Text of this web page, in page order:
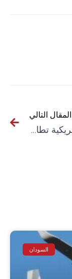
المقال التالي
منظمات أمريكية تطالب “غوغل” و”أمازون” بإلغاء عقدهما مع جيش الاحتلال الإسرائيلي
السودان